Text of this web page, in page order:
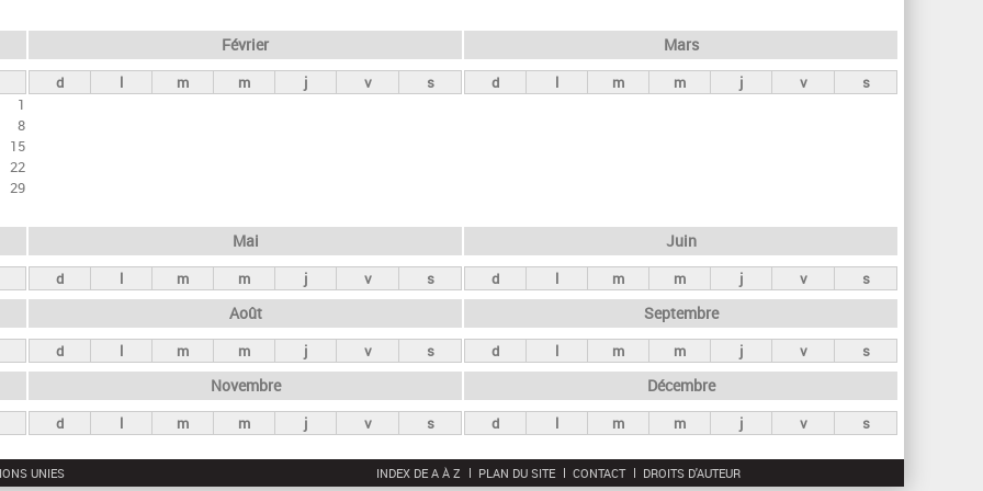
r
c
1
8
15
22
29
Février
d l m m j v s
Mars
d l m m j v s
Mai
d l m m j v s
Juin
d l m m j v s
Août
d l m m j v s
Septembre
d l m m j v s
Novembre
d l m m j v s
Décembre
d l m m j v s
UNIES INDEX DE A À Z PLAN DU SITE CONTACT DROITS D'AUTEUR